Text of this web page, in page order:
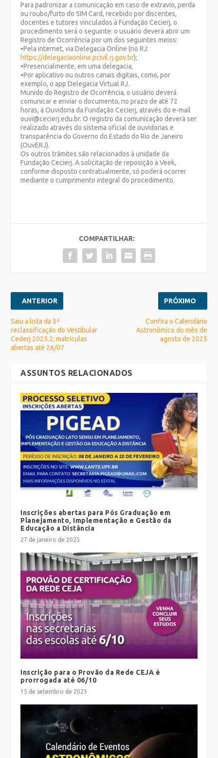
Para padronizar a comunicação em caso de extravio, perda
ou roubo/furto do SIM Card, recebido por discentes,
docentes e tutores vinculados à Fundação Cecierj, o
procedimento será o seguinte: o usuário deverá abrir um
Registro de Ocorrência por um dos seguintes meios:
•Pela internet, via Delegacia Online (no RJ:
https://delegaciaonline.pcivil.rj.gov.br);
•Presencialmente, em uma delegacia;
•Por aplicativo ou outros canais digitais, como, por
exemplo, o app Delegacia Virtual RJ.
Munido do Registro de Ocorrência, o usuário deverá
comunicar e enviar o documento, no prazo de até 72
horas, à Ouvidoria da Fundação Cecierj, através do e-mail
ouvi@cecierj.edu.br. O registro da comunicação deverá ser
realizado através do sistema oficial de ouvidorias e
transparência do Governo do Estado do Rio de Janeiro
(OuvERJ).
Os outros trâmites são relacionados à unidade da
Fundação Cecierj. A solicitação de reposição à Veek,
conforme disposto contratualmente, só poderá ocorrer
mediante o cumprimento integral do procedimento.
COMPARTILHAR:
ANTERIOR
Saiu a lista da 3ª
reclassificação do Vestibular
Cederj 2025.2; matrículas
abertas até 26/07
PRÓXIMO
Confira o Calendário
Astronômico do mês de
agosto de 2025
ASSUNTOS RELACIONADOS
Inscrições abertas para Pós Graduação em
Planejamento, Implementação e Gestão da
Educação a Distância
27 de janeiro de 2025
Inscrição para o Provão da Rede CEJA é
prorrogada até 06/10
15 de setembro de 2023